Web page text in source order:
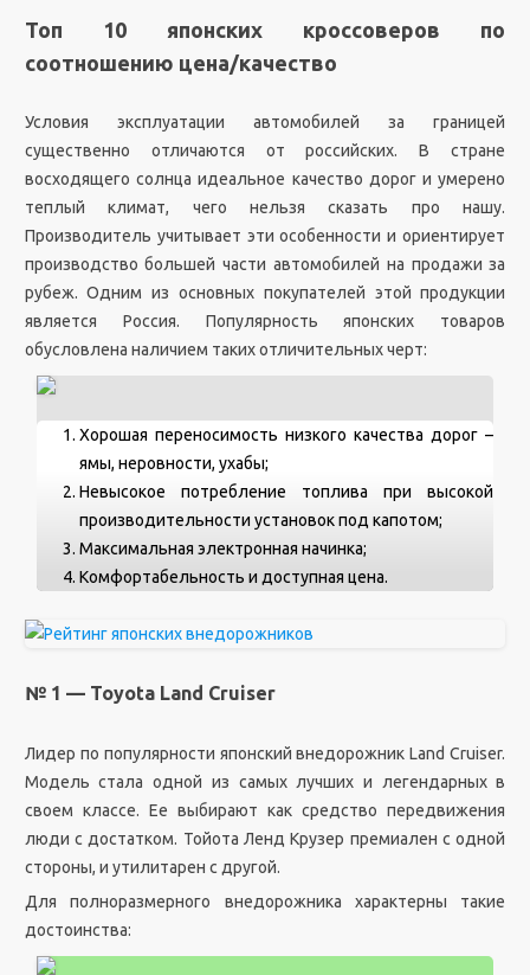
Топ 10 японских кроссоверов по
соотношению цена/качество
Условия эксплуатации автомобилей за границей
существенно отличаются от российских. В стране
восходящего солнца идеальное качество дорог и умерено
теплый климат, чего нельзя сказать про нашу.
Производитель учитывает эти особенности и ориентирует
производство большей части автомобилей на продажи за
рубеж. Одним из основных покупателей этой продукции
является Россия. Популярность японских товаров
обусловлена наличием таких отличительных черт:
Хорошая переносимость низкого качества дорог –
ямы, неровности, ухабы;
Невысокое потребление топлива при высокой
производительности установок под капотом;
Максимальная электронная начинка;
Комфортабельность и доступная цена.
№ 1 — Toyota Land Cruiser
Лидер по популярности японский внедорожник Land Cruiser.
Модель стала одной из самых лучших и легендарных в
своем классе. Ее выбирают как средство передвижения
люди с достатком. Тойота Ленд Крузер премиален с одной
стороны, и утилитарен с другой.
Для полноразмерного внедорожника характерны такие
достоинства: